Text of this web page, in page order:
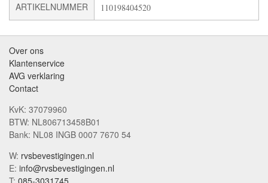
ARTIKELNUMMER 110198404520
Over ons
Klantenservice
AVG verklaring
Contact
KvK: 37079960
BTW: NL806713458B01
Bank: NL08 INGB 0007 7670 54
W: rvsbevestigingen.nl
E: info@rvsbevestigingen.nl